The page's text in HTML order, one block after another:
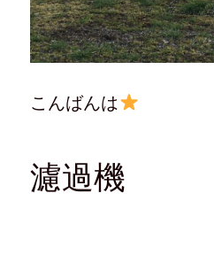
こんばんは
濾過機